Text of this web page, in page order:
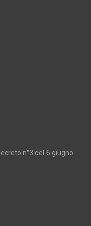
n°3 del 6 giugno